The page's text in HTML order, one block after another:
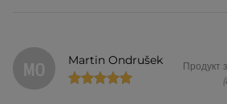
MO Martin Ondrušek
Продукт